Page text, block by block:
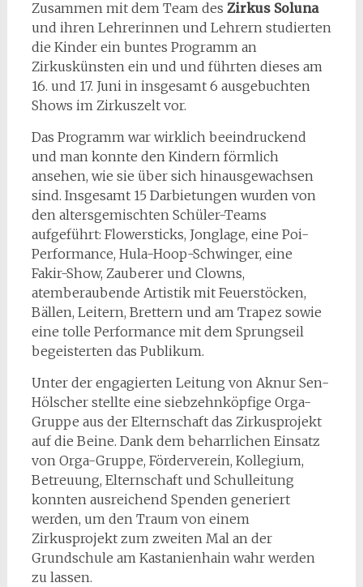
Zusammen mit dem Team des Zirkus Soluna
und ihren Lehrerinnen und Lehrern studierten
die Kinder ein buntes Programm an
Zirkuskünsten ein und und führten dieses am
16. und 17. Juni in insgesamt 6 ausgebuchten
Shows im Zirkuszelt vor.
Das Programm war wirklich beeindruckend
und man konnte den Kindern förmlich
ansehen, wie sie über sich hinausgewachsen
sind. Insgesamt 15 Darbietungen wurden von
den altersgemischten Schüler-Teams
aufgeführt: Flowersticks, Jonglage, eine Poi-
Performance, Hula-Hoop-Schwinger, eine
Fakir-Show, Zauberer und Clowns,
atemberaubende Artistik mit Feuerstöcken,
Bällen, Leitern, Brettern und am Trapez sowie
eine tolle Performance mit dem Sprungseil
begeisterten das Publikum.
Unter der engagierten Leitung von Aknur Sen-
Hölscher stellte eine siebzehnköpfige Orga-
Gruppe aus der Elternschaft das Zirkusprojekt
auf die Beine. Dank dem beharrlichen Einsatz
von Orga-Gruppe, Förderverein, Kollegium,
Betreuung, Elternschaft und Schulleitung
konnten ausreichend Spenden generiert
werden, um den Traum von einem
Zirkusprojekt zum zweiten Mal an der
Grundschule am Kastanienhain wahr werden
zu lassen.